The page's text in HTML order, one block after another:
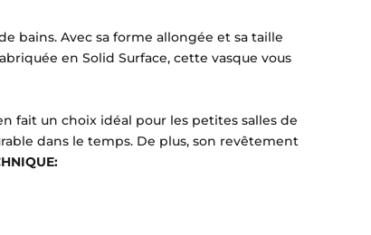
bains. Avec sa forme allongée et sa taille
en Solid Surface, cette vasque vous
fait un choix idéal pour les petites salles de
dans le temps. De plus, son revêtement